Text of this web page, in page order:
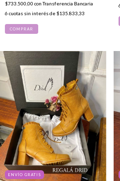
$733.500,00 con Transferencia Bancaria
6 cuotas sin interés de $135.833,33
COMPRAR
ENVÍO GRATIS